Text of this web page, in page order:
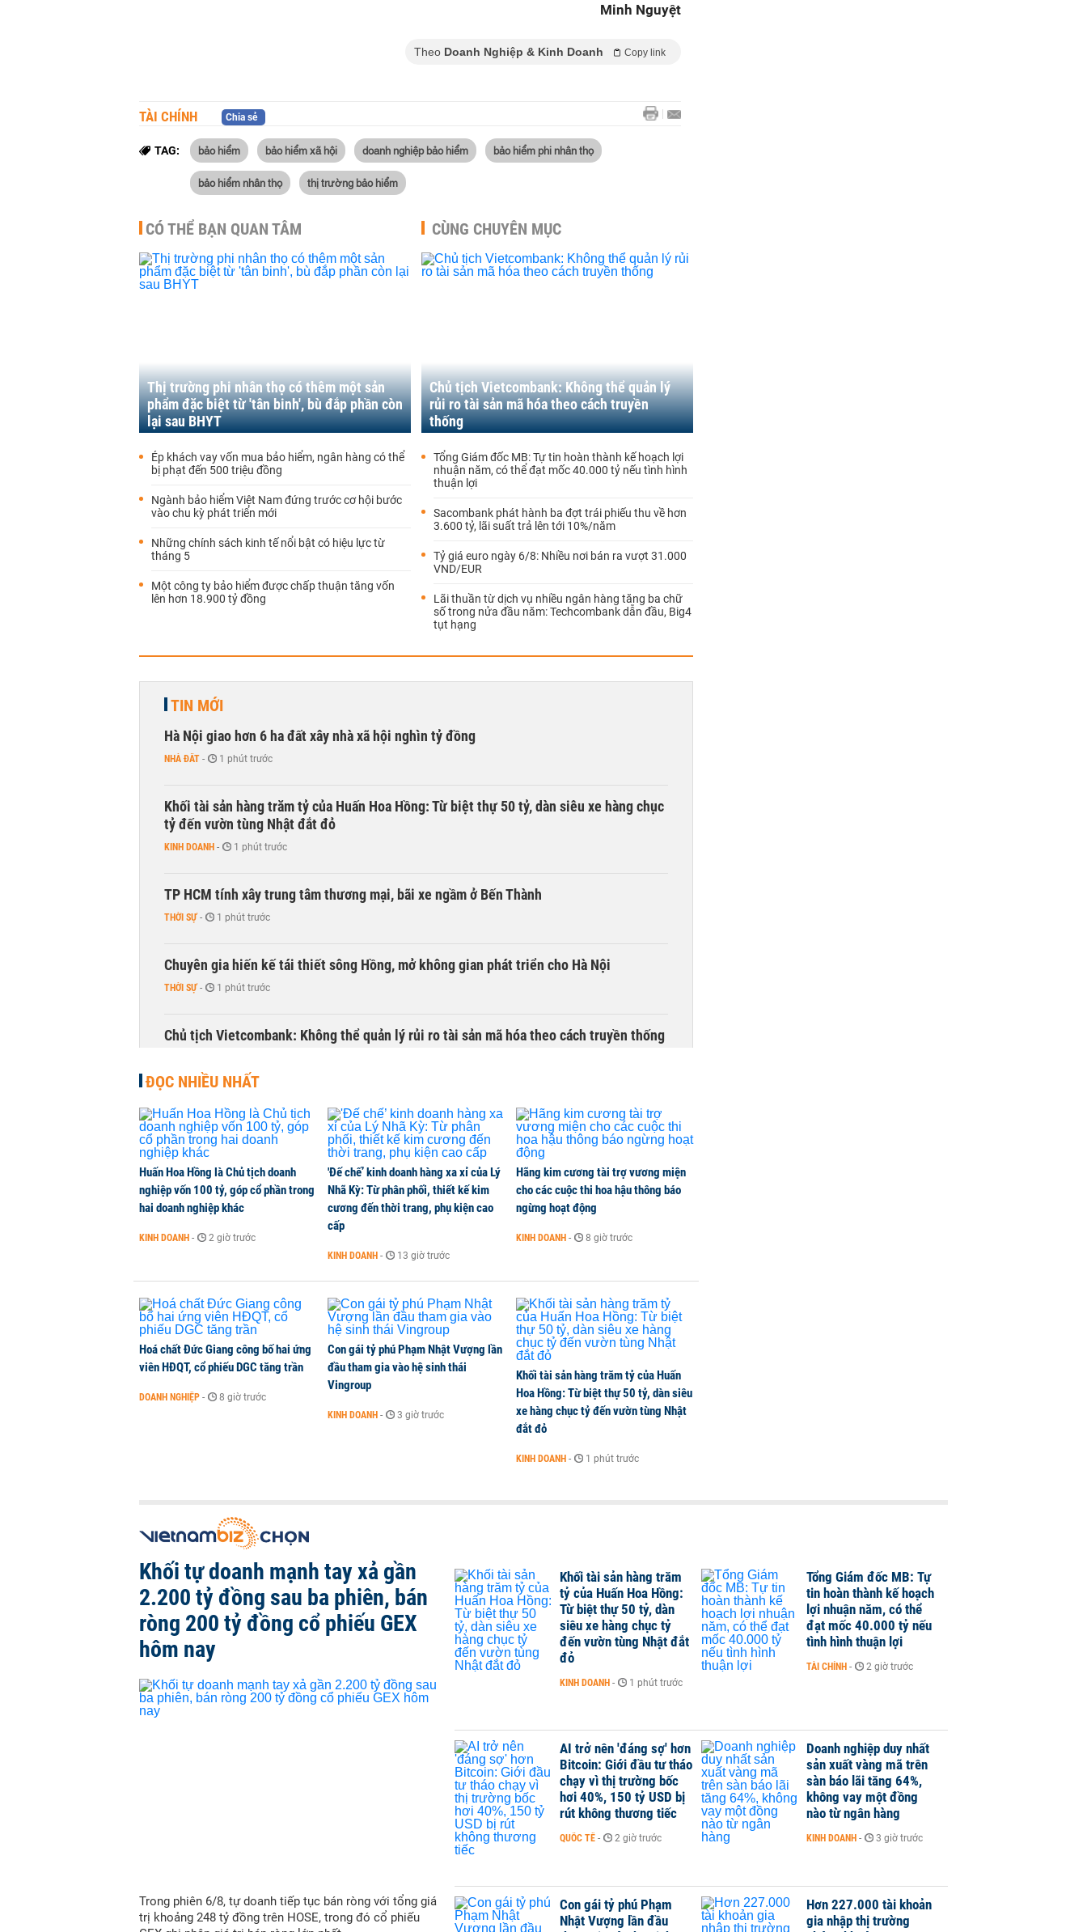
Minh Nguyệt
Theo Doanh Nghiệp & Kinh Doanh Copy link
TÀI CHÍNH Chia sẻ
TAG: bảo hiểm bảo hiểm xã hội doanh nghiệp bảo hiểm bảo hiểm phi nhân thọ
bảo hiểm nhân thọ thị trường bảo hiểm
CÓ THỂ BẠN QUAN TÂM
Thị trường phi nhân thọ có thêm một sản
phẩm đặc biệt từ 'tân binh', bù đắp phần còn
lại sau BHYT
Ép khách vay vốn mua bảo hiểm, ngân hàng có thể
bị phạt đến 500 triệu đồng
Ngành bảo hiểm Việt Nam đứng trước cơ hội bước
vào chu kỳ phát triển mới
Những chính sách kinh tế nổi bật có hiệu lực từ
tháng 5
Một công ty bảo hiểm được chấp thuận tăng vốn
lên hơn 18.900 tỷ đồng
CÙNG CHUYÊN MỤC
Chủ tịch Vietcombank: Không thể quản lý
rủi ro tài sản mã hóa theo cách truyền
thống
Tổng Giám đốc MB: Tự tin hoàn thành kế hoạch lợi
nhuận năm, có thể đạt mốc 40.000 tỷ nếu tình hình
thuận lợi
Sacombank phát hành ba đợt trái phiếu thu về hơn
3.600 tỷ, lãi suất trả lên tới 10%/năm
Tỷ giá euro ngày 6/8: Nhiều nơi bán ra vượt 31.000
VND/EUR
Lãi thuần từ dịch vụ nhiều ngân hàng tăng ba chữ
số trong nửa đầu năm: Techcombank dẫn đầu, Big4
tụt hạng
TIN MỚI
Hà Nội giao hơn 6 ha đất xây nhà xã hội nghìn tỷ đồng
NHÀ ĐẤT - 1 phút trước
Khối tài sản hàng trăm tỷ của Huấn Hoa Hồng: Từ biệt thự 50 tỷ, dàn siêu xe hàng chục
tỷ đến vườn tùng Nhật đắt đỏ
KINH DOANH - 1 phút trước
TP HCM tính xây trung tâm thương mại, bãi xe ngầm ở Bến Thành
THỜI SỰ - 1 phút trước
Chuyên gia hiến kế tái thiết sông Hồng, mở không gian phát triển cho Hà Nội
THỜI SỰ - 1 phút trước
Chủ tịch Vietcombank: Không thể quản lý rủi ro tài sản mã hóa theo cách truyền thống
ĐỌC NHIỀU NHẤT
Huấn Hoa Hồng là Chủ tịch doanh
nghiệp vốn 100 tỷ, góp cổ phần trong
hai doanh nghiệp khác
KINH DOANH - 2 giờ trước
'Đế chế’ kinh doanh hàng xa xỉ của Lý
Nhã Kỳ: Từ phân phối, thiết kế kim
cương đến thời trang, phụ kiện cao
cấp
KINH DOANH - 13 giờ trước
Hãng kim cương tài trợ vương miện
cho các cuộc thi hoa hậu thông báo
ngừng hoạt động
KINH DOANH - 8 giờ trước
Hoá chất Đức Giang công bố hai ứng
viên HĐQT, cổ phiếu DGC tăng trần
DOANH NGHIỆP - 8 giờ trước
Con gái tỷ phú Phạm Nhật Vượng lần
đầu tham gia vào hệ sinh thái
Vingroup
KINH DOANH - 3 giờ trước
Khối tài sản hàng trăm tỷ của Huấn
Hoa Hồng: Từ biệt thự 50 tỷ, dàn siêu
xe hàng chục tỷ đến vườn tùng Nhật
đắt đỏ
KINH DOANH - 1 phút trước
Khối tự doanh mạnh tay xả gần
2.200 tỷ đồng sau ba phiên, bán
ròng 200 tỷ đồng cổ phiếu GEX
hôm nay
Trong phiên 6/8, tự doanh tiếp tục bán ròng với tổng giá
trị khoảng 248 tỷ đồng trên HOSE, trong đó cổ phiếu
Khối tài sản hàng trăm
tỷ của Huấn Hoa Hồng:
Từ biệt thự 50 tỷ, dàn
siêu xe hàng chục tỷ
đến vườn tùng Nhật đắt
đỏ
KINH DOANH - 1 phút trước
Tổng Giám đốc MB: Tự
tin hoàn thành kế hoạch
lợi nhuận năm, có thể
đạt mốc 40.000 tỷ nếu
tình hình thuận lợi
TÀI CHÍNH - 2 giờ trước
AI trở nên 'đáng sợ' hơn
Bitcoin: Giới đầu tư tháo
chạy vì thị trường bốc
hơi 40%, 150 tỷ USD bị
rút không thương tiếc
QUỐC TẾ - 2 giờ trước
Doanh nghiệp duy nhất
sản xuất vàng mã trên
sàn báo lãi tăng 64%,
không vay một đồng
nào từ ngân hàng
KINH DOANH - 3 giờ trước
Con gái tỷ phú Phạm
Nhật Vượng lần đầu
Hơn 227.000 tài khoản
gia nhập thị trường